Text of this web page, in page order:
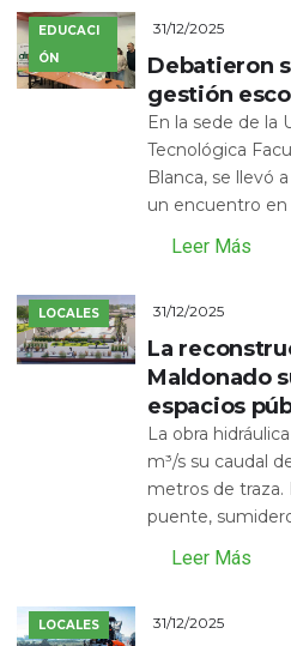
EDUCACI
ÓN
31/12/2025
Debatieron
gestión
En la sede de la
Tecnológica
Blanca, se llevó
un encuentro en
Leer Más
LOCALES 31/12/2025
La
Maldonado
espacios
La obra
m³/s su caudal
metros de
puente,
Leer Más
LOCALES 31/12/2025